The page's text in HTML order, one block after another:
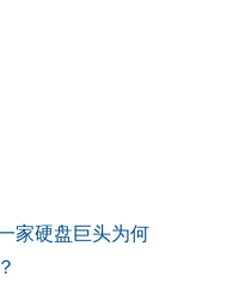
家硬盘巨头为何